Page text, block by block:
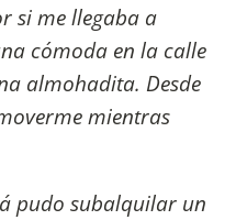
si me llegaba a
cómoda en la calle
almohadita. Desde
mientras
pudo subalquilar un